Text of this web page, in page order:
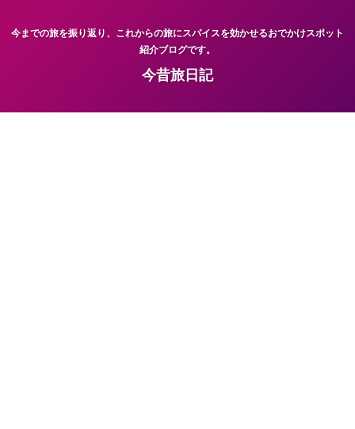
今までの旅を振り返り、これからの旅にスパイスを効かせるおでかけスポット
紹介ブログです。
今昔旅日記